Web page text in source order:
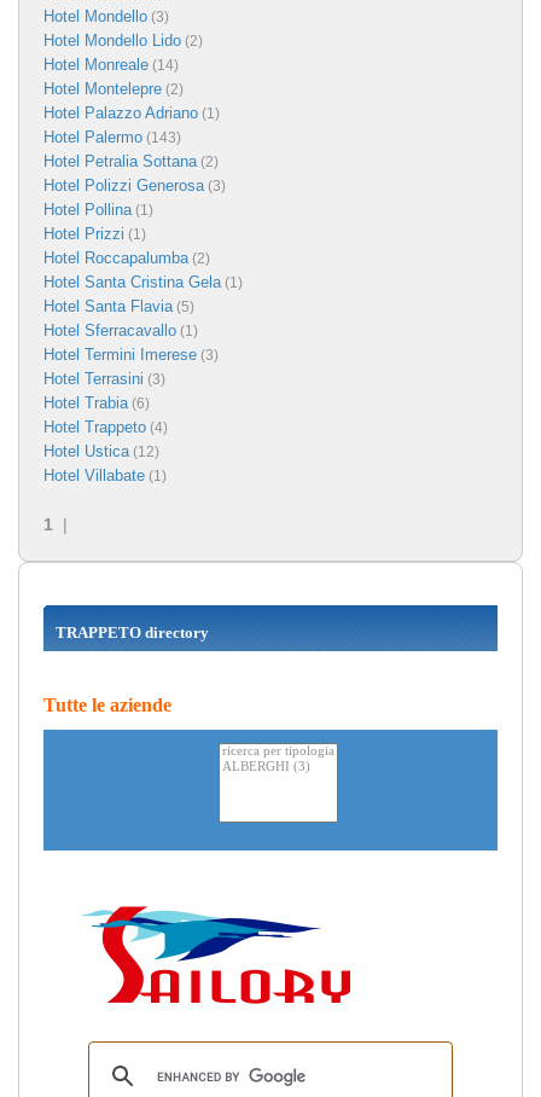
Hotel Mondello (3)
Hotel Mondello Lido (2)
Hotel Monreale (14)
Hotel Montelepre (2)
Hotel Palazzo Adriano (1)
Hotel Palermo (143)
Hotel Petralia Sottana(2)
Hotel Polizzi Generosa(3)
Hotel Pollina(1)
Hotel Prizzi (1)
Hotel Roccapalumba(2)
Hotel Santa Cristina Gela(1)
Hotel Santa Flavia(5)
Hotel Sferracavallo (1)
Hotel Termini Imerese (3)
Hotel Terrasini (3)
Hotel Trabia(6)
Hotel Trappeto (4)
Hotel Ustica(12)
Hotel Villabate (1)
1 |
TRAPPETO directory
Tutte le aziende